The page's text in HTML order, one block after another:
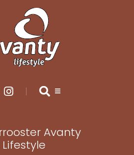
Avanty
Lifestyle